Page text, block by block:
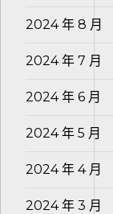
2024 年 8 月
2024 年 7 月
2024 年 6 月
2024 年 5 月
2024 年 4 月
2024 年 3 月